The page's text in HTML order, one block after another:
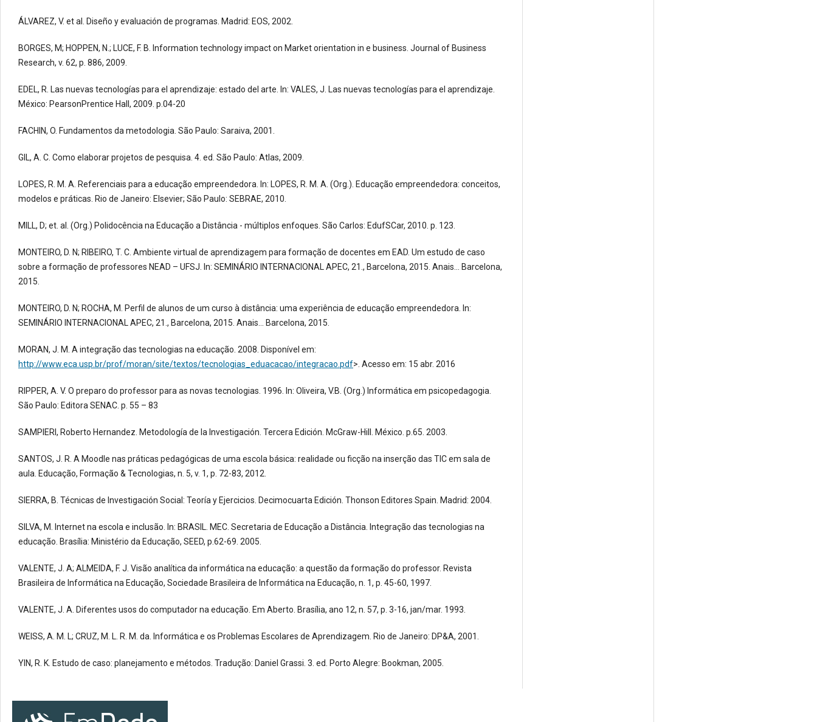
ÁLVAREZ, V. et al. Diseño y evaluación de programas. Madrid: EOS, 2002.
BORGES, M; HOPPEN, N.; LUCE, F. B. Information technology impact on Market orientation in e business. Journal of Business
Research, v. 62, p. 886, 2009.
EDEL, R. Las nuevas tecnologías para el aprendizaje: estado del arte. In: VALES, J. Las nuevas tecnologías para el aprendizaje.
México: PearsonPrentice Hall, 2009. p.04-20
FACHIN, O. Fundamentos da metodologia. São Paulo: Saraiva, 2001.
GIL, A. C. Como elaborar projetos de pesquisa. 4. ed. São Paulo: Atlas, 2009.
LOPES, R. M. A. Referenciais para a educação empreendedora. In: LOPES, R. M. A. (Org.). Educação empreendedora: conceitos,
modelos e práticas. Rio de Janeiro: Elsevier; São Paulo: SEBRAE, 2010.
MILL, D; et. al. (Org.) Polidocência na Educação a Distância - múltiplos enfoques. São Carlos: EdufSCar, 2010. p. 123.
MONTEIRO, D. N; RIBEIRO, T. C. Ambiente virtual de aprendizagem para formação de docentes em EAD. Um estudo de caso
sobre a formação de professores NEAD – UFSJ. In: SEMINÁRIO INTERNACIONAL APEC, 21., Barcelona, 2015. Anais... Barcelona,
2015.
MONTEIRO, D. N; ROCHA, M. Perfil de alunos de um curso à distância: uma experiência de educação empreendedora. In:
SEMINÁRIO INTERNACIONAL APEC, 21., Barcelona, 2015. Anais... Barcelona, 2015.
MORAN, J. M. A integração das tecnologias na educação. 2008. Disponível em:
http://www.eca.usp.br/prof/moran/site/textos/tecnologias_eduacacao/integracao.pdf>. Acesso em: 15 abr. 2016
RIPPER, A. V. O preparo do professor para as novas tecnologias. 1996. In: Oliveira, V.B. (Org.) Informática em psicopedagogia.
São Paulo: Editora SENAC. p. 55 – 83
SAMPIERI, Roberto Hernandez. Metodología de la Investigación. Tercera Edición. McGraw-Hill. México. p.65. 2003.
SANTOS, J. R. A Moodle nas práticas pedagógicas de uma escola básica: realidade ou ficção na inserção das TIC em sala de
aula. Educação, Formação & Tecnologias, n. 5, v. 1, p. 72-83, 2012.
SIERRA, B. Técnicas de Investigación Social: Teoría y Ejercicios. Decimocuarta Edición. Thonson Editores Spain. Madrid: 2004.
SILVA, M. Internet na escola e inclusão. In: BRASIL. MEC. Secretaria de Educação a Distância. Integração das tecnologias na
educação. Brasília: Ministério da Educação, SEED, p.62-69. 2005.
VALENTE, J. A; ALMEIDA, F. J. Visão analítica da informática na educação: a questão da formação do professor. Revista
Brasileira de Informática na Educação, Sociedade Brasileira de Informática na Educação, n. 1, p. 45-60, 1997.
VALENTE, J. A. Diferentes usos do computador na educação. Em Aberto. Brasília, ano 12, n. 57, p. 3-16, jan/mar. 1993.
WEISS, A. M. L; CRUZ, M. L. R. M. da. Informática e os Problemas Escolares de Aprendizagem. Rio de Janeiro: DP&A, 2001.
YIN, R. K. Estudo de caso: planejamento e métodos. Tradução: Daniel Grassi. 3. ed. Porto Alegre: Bookman, 2005.